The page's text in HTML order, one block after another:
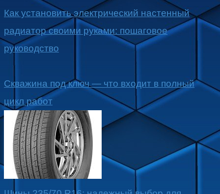
Как установить электрический настенный
радиатор своими руками: пошаговое
руководство
Скважина под ключ — что входит в полный
цикл работ